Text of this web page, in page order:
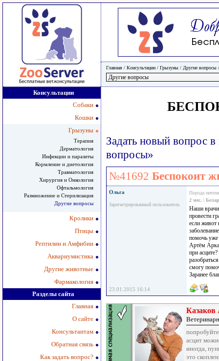
Главная / Консультации / Грызуны / Другие вопросы
Консультации
Собаки
Кошки
Грызуны
Терапия
Дерматология
Инфекции и паразиты
Кормление и диетология
Травматология
Хирургия и Онкология
Офтальмология
Размножение и Стерилизация
Другие вопросы
Кролики
Птицы
Рептилии и Амфибии
Аквариумистика
Другие животные
Фармакология
Разделы сайта
Главная
О сайте
Консультантам
Обратная связь
Как задать вопрос?
Задать новый вопрос
вопросы»
№41692 Беспокоит
Ольга
Зарегистрированный пользователь
Порода
2 мес. |
Наши врачи
провести
если живот
помочь уже
Артём
при
смогу
Заранее
23.01.2015 16:14
Казаков
асцит
иногда,
это